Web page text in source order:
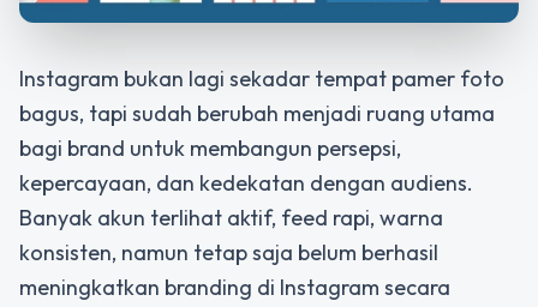
Instagram bukan lagi sekadar tempat pamer foto
bagus, tapi sudah berubah menjadi ruang utama
bagi brand untuk membangun persepsi,
kepercayaan, dan kedekatan dengan audiens.
Banyak akun terlihat aktif, feed rapi, warna
konsisten, namun tetap saja belum berhasil
meningkatkan branding di Instagram secara